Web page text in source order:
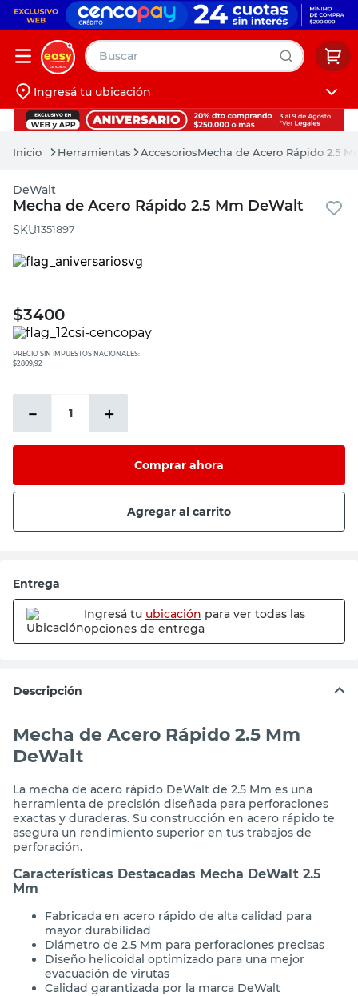
Buscar
Iniciá sesión
Ingresá tu ubicación
Herramientas AccesoriosMecha de Acero Rápido 2.5
DeWalt
Mecha de Acero Rápido 2.5 Mm DeWalt
:1351897
$3400
PRECIO SIN IMPUESTOS NACIONALES:
$2809,92
＋
－
Comprar ahora
Agregar al carrito
Entrega
Ingresá tu ubicación para ver todas las
opciones de entrega
Descripción
Mecha de Acero Rápido 2.5 Mm
DeWalt
La mecha de acero rápido DeWalt de 2.5 Mm es una
herramienta de precisión diseñada para perforaciones
exactas y duraderas. Su construcción en acero rápido te
asegura un rendimiento superior en tus trabajos de
perforación.
Características Destacadas Mecha DeWalt 2.5
Mm
Fabricada en acero rápido de alta calidad para
mayor durabilidad
Diámetro de 2.5 Mm para perforaciones precisas
Diseño helicoidal optimizado para una mejor
evacuación de virutas
Calidad garantizada por la marca DeWalt
muebles
pintura
escritorio
puertas